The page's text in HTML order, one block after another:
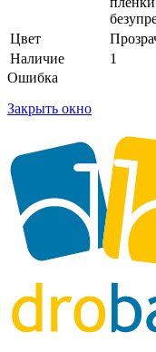
Цвет
Наличие
1
Ошибка
Закрыть окно